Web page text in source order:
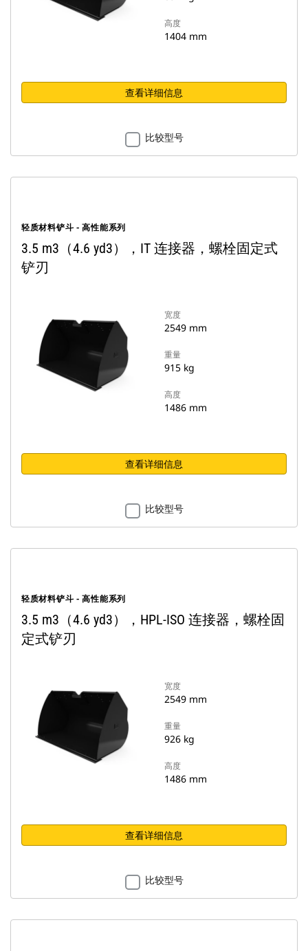
高度
1404 mm
查看详细信息
比较型号
轻质材料铲斗 - 高性能系列
3.5 m3（4.6 yd3），IT 连接器，螺栓固定式
铲刃
宽度
2549 mm
重量
915 kg
高度
1486 mm
查看详细信息
比较型号
轻质材料铲斗 - 高性能系列
3.5 m3（4.6 yd3），HPL-ISO 连接器，螺栓固
定式铲刃
宽度
2549 mm
重量
926 kg
高度
1486 mm
查看详细信息
比较型号